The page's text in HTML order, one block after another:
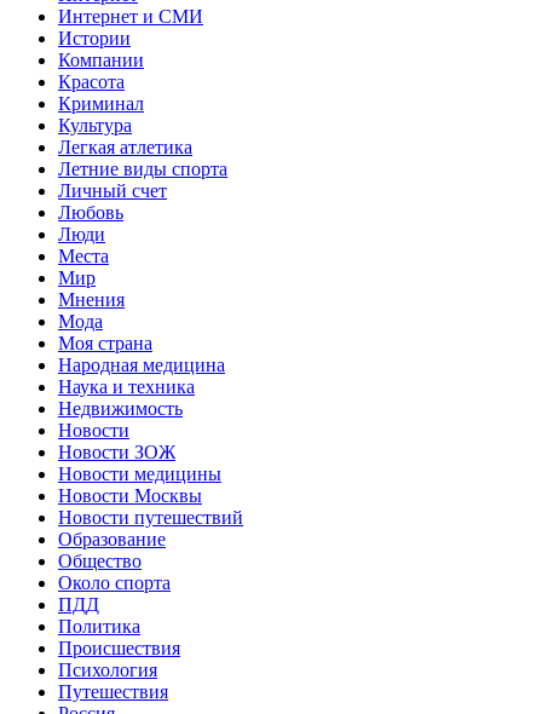
Интернет и СМИ
Истории
Компании
Красота
Криминал
Культура
Легкая атлетика
Летние виды спорта
Личный счет
Любовь
Люди
Места
Мир
Мнения
Мода
Моя страна
Народная медицина
Наука и техника
Недвижимость
Новости
Новости ЗОЖ
Новости медицины
Новости Москвы
Новости путешествий
Образование
Общество
Около спорта
ПДД
Политика
Происшествия
Психология
Путешествия